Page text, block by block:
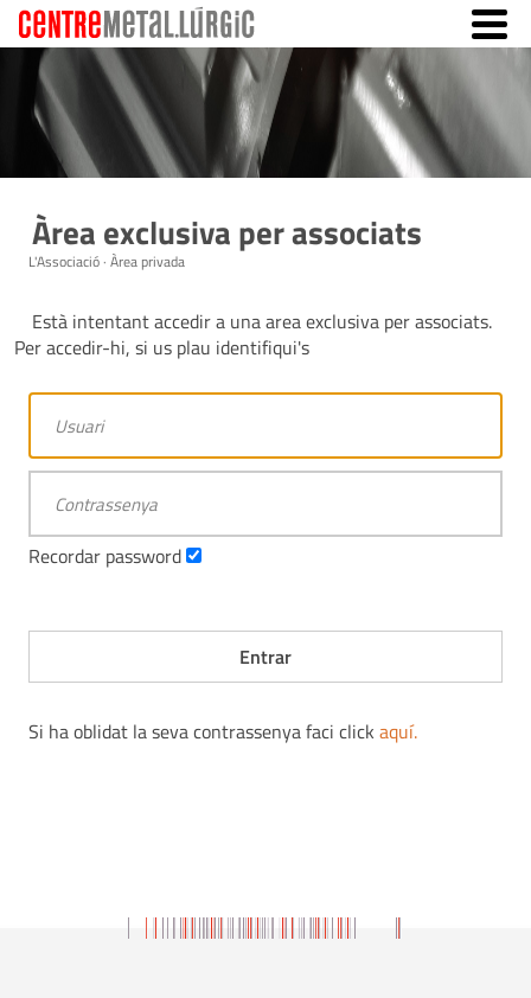
Àrea exclusiva per associats
L'Associació · Àrea privada
Està intentant accedir a una area exclusiva per associats.
Per accedir-hi, si us plau identifiqui's
Recordar password
Si ha oblidat la seva contrassenya faci click aquí.